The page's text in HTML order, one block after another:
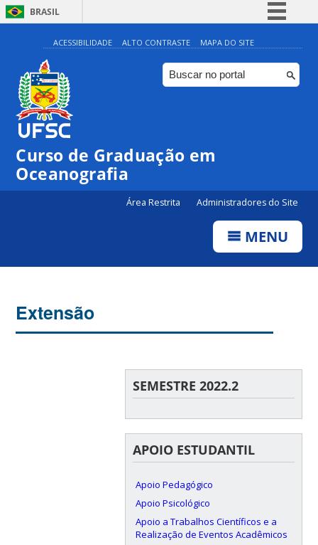
BRASIL
Simplifique!
Comunica BR
Participe
Canais
ACESSIBILIDADE ALTO CONTRASTE MAPA DO SITE
Curso de Graduação em
Oceanografia
Área Restrita Administradores do Site
MENU
Extensão
SEMESTRE 2022.2
APOIO ESTUDANTIL
Apoio Pedagógico
Apoio Psicológico
Apoio a Trabalhos Científicos e a
Realização de Eventos Acadêmicos